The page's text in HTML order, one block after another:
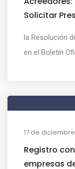
Solicitar
la Resolución
en el Boletín
17 de
Registro
empresas